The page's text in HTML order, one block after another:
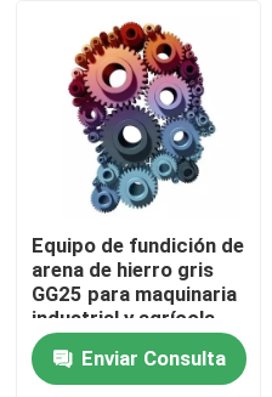
Hogar
Productos
Equipo de fundición de
arena de hierro gris
GG25 para maquinaria
industrial y agrícola
Enviar Consulta